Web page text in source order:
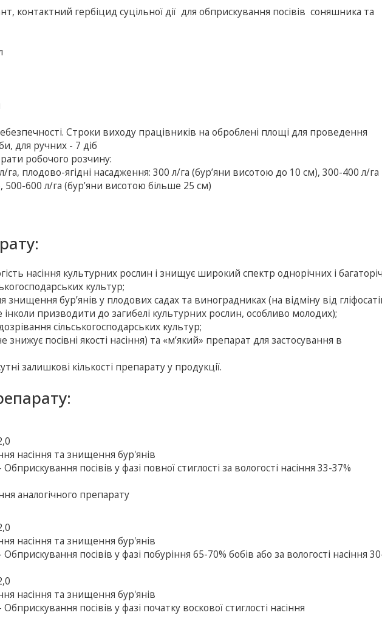
контактний гербіцид суцільної дії для обприскування посівів соняшника та
Строки виходу працівників на оброблені площі для проведення
для ручних - 7 діб
робочого розчину:
га, плодово-ягідні насадження: 300 л/га (бур’яни висотою до 10 см), 300-400 л/га
600 л/га (бур’яни висотою більше 25 см)
насіння культурних рослин і знищує широкий спектр однорічних і
культур;
знищення бур’янів у плодових садах та виноградниках (на відміну від
призводити до загибелі культурних рослин, особливо молодих);
сільськогосподарських культур;
посівні якості насіння) та «м’який» препарат для застосування в
залишкові кількості препарату у продукції.
насіння та знищення бур'янів
посівів у фазі повної стиглості за вологості насіння 33-37%
аналогічного препарату
насіння та знищення бур'янів
посівів у фазі побуріння 65-70% бобів або за вологості насіння
насіння та знищення бур'янів
посівів у фазі початку воскової стиглості насіння